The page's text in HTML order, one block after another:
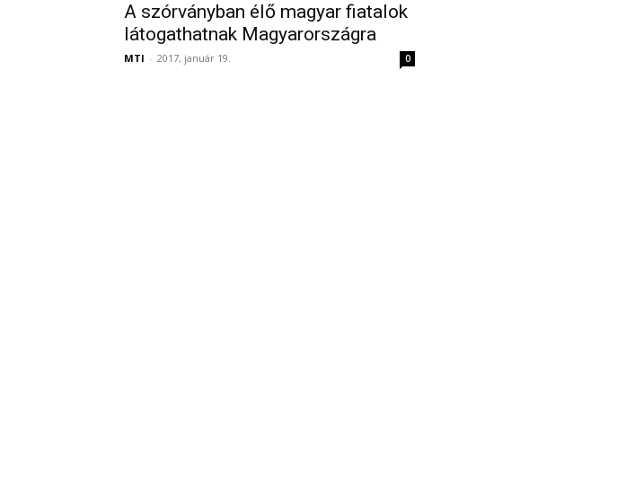
A szórványban élő magyar fiatalok
látogathatnak Magyarországra
MTI - 2017, január 19. 0